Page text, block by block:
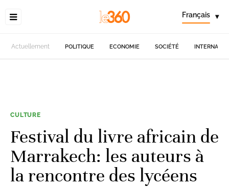
Français ▾
Actuellement POLITIQUE ECONOMIE SOCIÉTÉ
CULTURE
Festival du livre africain de
Marrakech: les auteurs à
la rencontre des lycéens